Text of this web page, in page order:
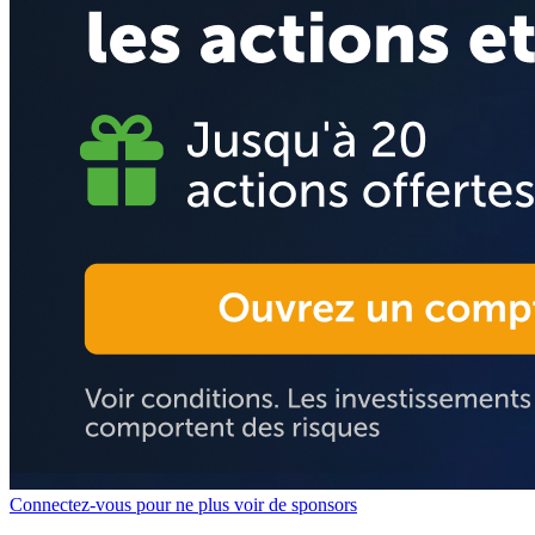
Connectez-vous pour ne plus voir de sponsors